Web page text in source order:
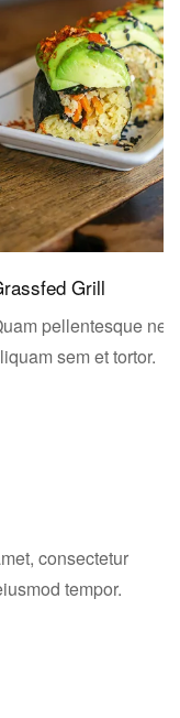
Grill
pellentesque nec
sem et tortor.
consectetur
tempor.